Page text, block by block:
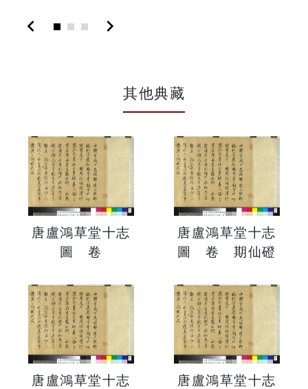
chevron_left chevron_right
其他典藏
唐盧鴻草堂十志
圖 卷
唐盧鴻草堂十志
圖 卷 期仙磴
唐盧鴻草堂十志
唐盧鴻草堂十志